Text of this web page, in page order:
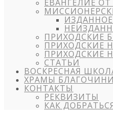
ЕВАНГЕЛИЕ
ИЗДАННОЕ
ПРИХОДСКИЕ
ПРИХОДСКИЕ
ПРИХОДСКИЕ
СТАТЬИ
ВОСКРЕСНАЯ
ХРАМЫ
КОНТАКТЫ
РЕКВИЗИТЫ
КАК